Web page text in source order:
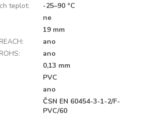
teplot:
-25–90 °C
ne
19 mm
:
ano
:
ano
0,13 mm
PVC
ano
ČSN EN 60454-3-1-2/F-
PVC/60